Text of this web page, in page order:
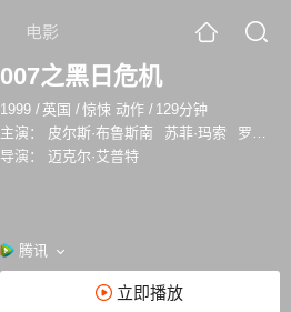
电影
007之黑日危机
1999 / 英国 /惊悚 动作 / 129分钟
主演：
皮尔斯·布鲁斯南 苏菲·玛索
罗伯特·卡莱尔
导演：
迈克尔·艾普特
腾讯
立即播放